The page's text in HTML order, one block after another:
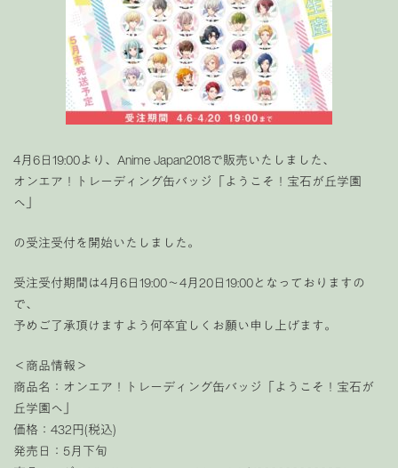
4月6日19:00より、Anime Japan2018で販売いたしました、
オンエア！トレーディング缶バッジ「ようこそ！宝石が丘学園
へ」
の受注受付を開始いたしました。
受注受付期間は4月6日19:00〜4月20日19:00となっておりますの
で、
予めご了承頂けますよう何卒宜しくお願い申し上げます。
＜商品情報＞
商品名：オンエア！トレーディング缶バッジ「ようこそ！宝石が
丘学園へ」
価格：432円(税込)
発売日：5月下旬